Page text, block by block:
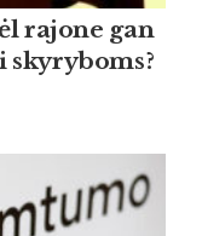
rajone gan
skyryboms?